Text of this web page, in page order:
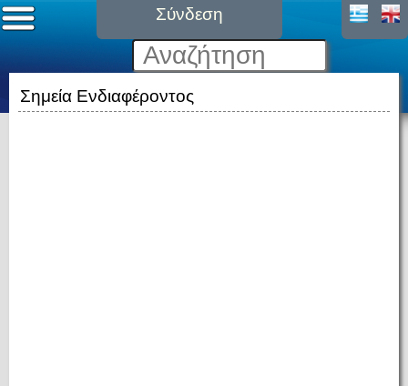
Σύνδεση
Σημεία Ενδιαφέροντος